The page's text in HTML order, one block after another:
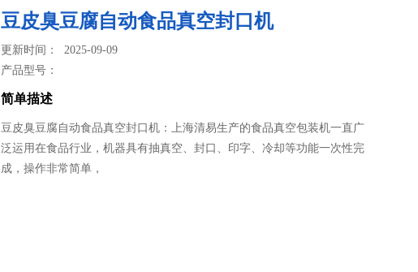
豆皮臭豆腐自动食品真空封口机
更新时间： 2025-09-09
产品型号：
简单描述
豆皮臭豆腐自动食品真空封口机：上海清易生产的食品真空包装机​一直广
泛运用在食品行业，机器具有抽真空、封口、印字、冷却等功能一次性完
成，操作非常简单，